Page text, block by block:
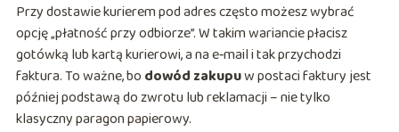
Przy dostawie kurierem pod adres często możesz wybrać
opcję „płatność przy odbiorze”. W takim wariancie płacisz
gotówką lub kartą kurierowi, a na e‑mail i tak przychodzi
faktura. To ważne, bo dowód zakupuw postaci faktury jest
później podstawą do zwrotu lub reklamacji – nie tylko
klasyczny paragon papierowy.